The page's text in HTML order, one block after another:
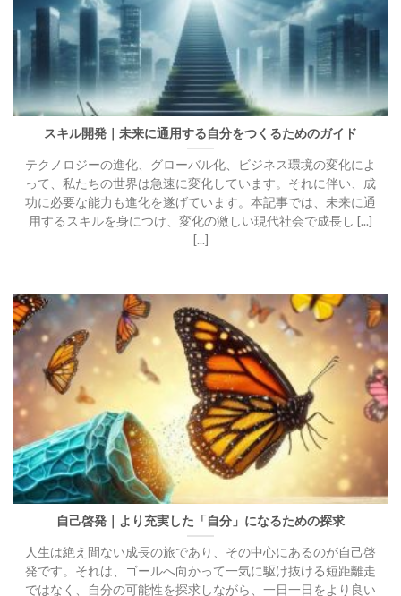
スキル開発｜未来に通用する自分をつくるためのガイド
テクノロジーの進化、グローバル化、ビジネス環境の変化によ
って、私たちの世界は急速に変化しています。それに伴い、成
功に必要な能力も進化を遂げています。本記事では、未来に通
用するスキルを身につけ、変化の激しい現代社会で成長し [...]
[...]
自己啓発｜より充実した「自分」になるための探求
人生は絶え間ない成長の旅であり、その中心にあるのが自己啓
発です。それは、ゴールへ向かって一気に駆け抜ける短距離走
ではなく、自分の可能性を探求しながら、一日一日をより良い